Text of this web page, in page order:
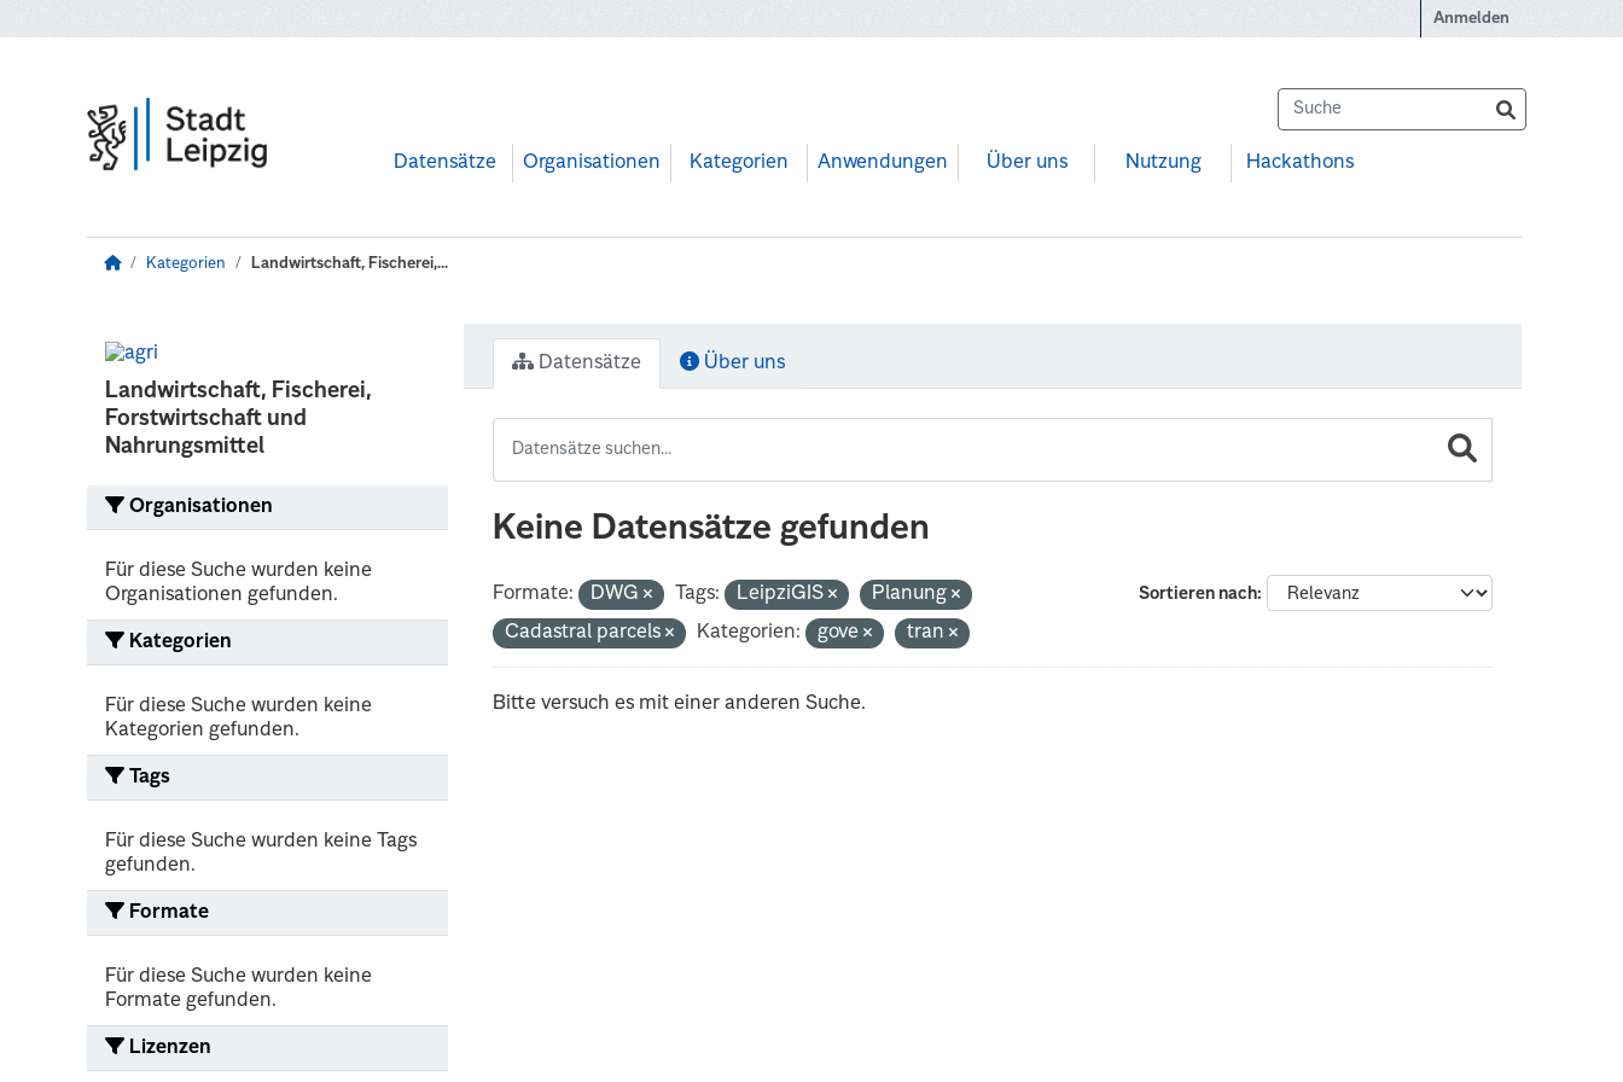
Anmelden
Datensätze Organisationen Kategorien Anwendungen Über uns Nutzung Hackathons
Kategorien Landwirtschaft, Fischerei,...
Landwirtschaft, Fischerei,
Forstwirtschaft und
Nahrungsmittel
Organisationen
Für diese Suche wurden keine
Organisationen gefunden.
Kategorien
Für diese Suche wurden keine
Kategorien gefunden.
Tags
Für diese Suche wurden keine Tags
gefunden.
Formate
Für diese Suche wurden keine
Formate gefunden.
Lizenzen
Datensätze Über uns
Keine Datensätze gefunden
Sortieren nach
Formate: DWG Tags: LeipziGIS
Planung
Cadastral parcels
Kategorien: gove tran
Bitte versuch es mit einer anderen Suche.